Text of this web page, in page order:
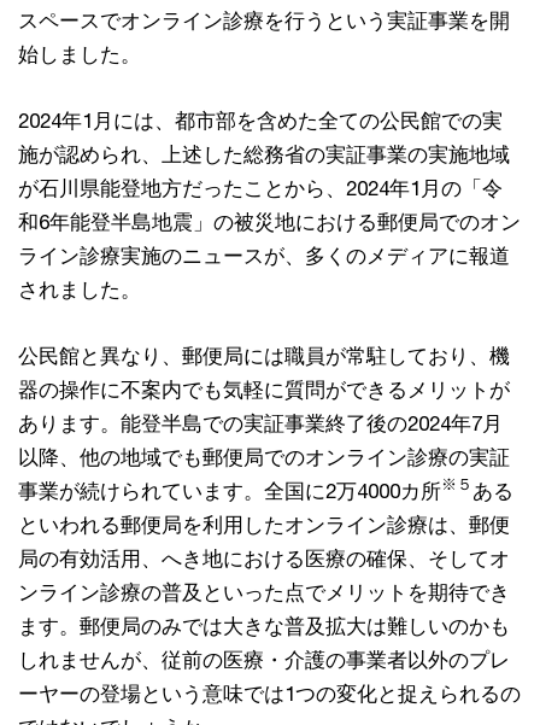
スペースでオンライン診療を行うという実証事業を開
始しました。
2024年1月には、都市部を含めた全ての公民館での実
施が認められ、上述した総務省の実証事業の実施地域
が石川県能登地方だったことから、2024年1月の「令
和6年能登半島地震」の被災地における郵便局でのオン
ライン診療実施のニュースが、多くのメディアに報道
されました。
公民館と異なり、郵便局には職員が常駐しており、機
器の操作に不案内でも気軽に質問ができるメリットが
あります。能登半島での実証事業終了後の2024年7月
以降、他の地域でも郵便局でのオンライン診療の実証
事業が続けられています。全国に2万4000カ所※５ ある
といわれる郵便局を利用したオンライン診療は、郵便
局の有効活用、へき地における医療の確保、そしてオ
ンライン診療の普及といった点でメリットを期待でき
ます。郵便局のみでは大きな普及拡大は難しいのかも
しれませんが、従前の医療・介護の事業者以外のプレ
ーヤーの登場という意味では1つの変化と捉えられるの